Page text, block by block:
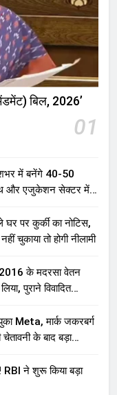
बिल, 2026’
01
में बनेंगे 40-50
और एजुकेशन सेक्टर में
घर पर कुर्की का नोटिस,
चुकाया तो होगी नीलामी
के मदरसा वेतन
पुराने विवादित
Meta, मार्क जकरबर्ग
के बाद बड़ा
RBI ने शुरू किया बड़ा